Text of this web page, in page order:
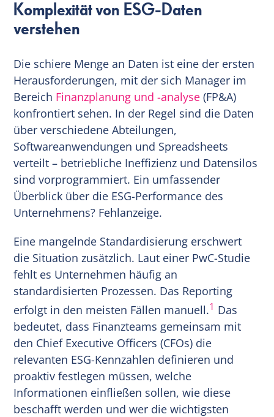
Komplexität von ESG-Daten
verstehen
Die schiere Menge an Daten ist eine der ersten
Herausforderungen, mit der sich Manager im
Bereich Finanzplanung und -analyse (FP&A)
konfrontiert sehen. In der Regel sind die Daten
über verschiedene Abteilungen,
Softwareanwendungen und Spreadsheets
verteilt – betriebliche Ineffizienz und Datensilos
sind vorprogrammiert. Ein umfassender
Überblick über die ESG-Performance des
Unternehmens? Fehlanzeige.
Eine mangelnde Standardisierung erschwert
die Situation zusätzlich. Laut einer PwC-Studie
fehlt es Unternehmen häufig an
standardisierten Prozessen. Das Reporting
erfolgt in den meisten Fällen manuell.1 Das
bedeutet, dass Finanzteams gemeinsam mit
den Chief Executive Officers (CFOs) die
relevanten ESG-Kennzahlen definieren und
proaktiv festlegen müssen, welche
Informationen einfließen sollen, wie diese
beschafft werden und wer die wichtigsten